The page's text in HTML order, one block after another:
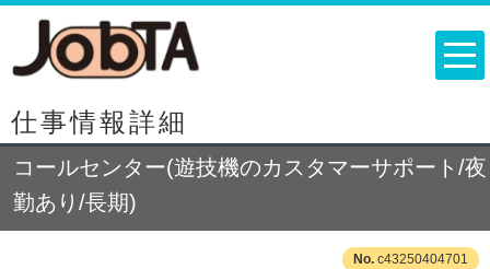
仕事情報詳細
コールセンター(遊技機のカスタマーサポート/夜
勤あり/長期)
c43250404701